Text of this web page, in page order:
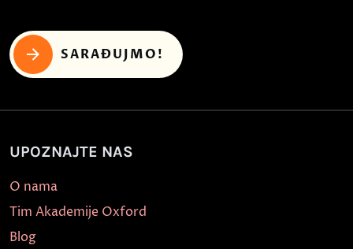
SARAĐUJMO!
UPOZNAJTE NAS
O nama
Tim Akademije Oxford
Blog